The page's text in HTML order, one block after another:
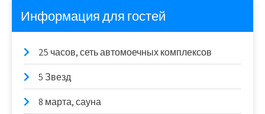
Информация для гостей
25 часов, сеть автомоечных комплексов
5 Звезд
8 марта, сауна